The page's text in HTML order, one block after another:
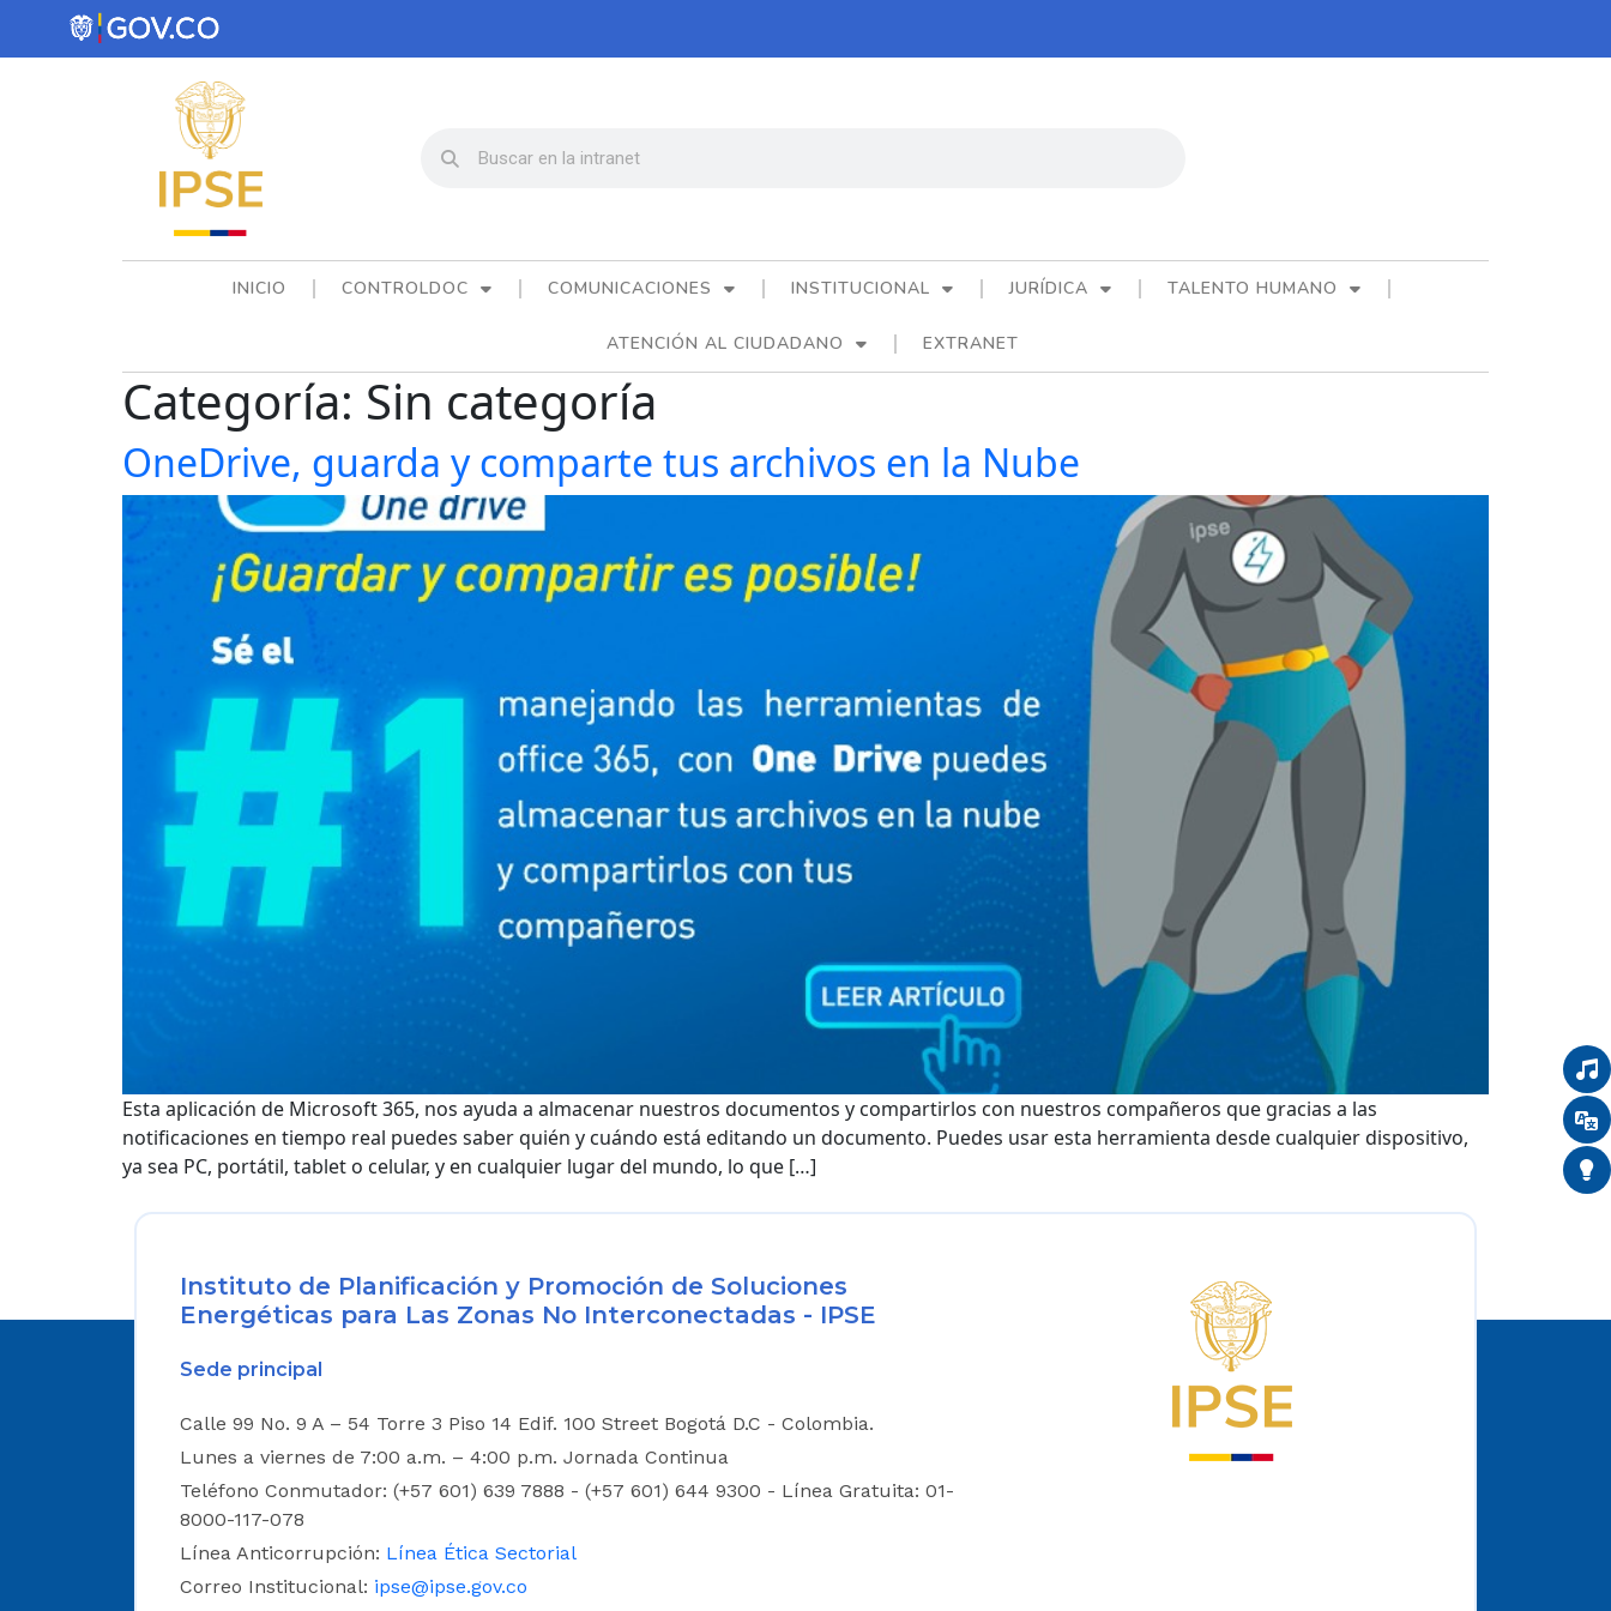
INICIO CONTROLDOC COMUNICACIONES INSTITUCIONAL JURÍDICA TALENTO HUMANO
ATENCIÓN AL CIUDADANO EXTRANET
Categoría: Sin categoría
OneDrive, guarda y comparte tus archivos en la Nube
Esta aplicación de Microsoft 365, nos ayuda a almacenar nuestros documentos y compartirlos con nuestros compañeros que gracias a las
notificaciones en tiempo real puedes saber quién y cuándo está editando un documento. Puedes usar esta herramienta desde cualquier dispositivo,
ya sea PC, portátil, tablet o celular, y en cualquier lugar del mundo, lo que […]
Instituto de Planificación y Promoción de Soluciones
Energéticas para Las Zonas No Interconectadas - IPSE
Sede principal
Calle 99 No. 9 A – 54 Torre 3 Piso 14 Edif. 100 Street Bogotá D.C - Colombia.
Lunes a viernes de 7:00 a.m. – 4:00 p.m. Jornada Continua
Teléfono Conmutador: (+57 601) 639 7888 - (+57 601) 644 9300 - Línea Gratuita: 01-
8000-117-078
Línea Anticorrupción: Línea Ética Sectorial
Correo Institucional: ipse@ipse.gov.co